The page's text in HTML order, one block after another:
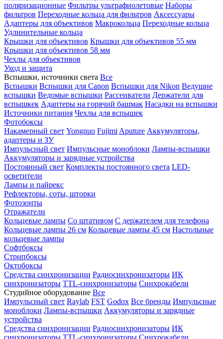
поляризационные Фильтры ультрафиолетовые Наборы
фильтров Переходные кольца для фильтров Аксессуары
Адаптеры для объективов Макрокольца Переходные кольца
Удлинительные кольца
Крышки для объективов Крышки для объективов 55 мм
Крышки для объективов 58 мм
Чехлы для объективов
Уход и защита
Вспышки, источники света Все
Вспышки Вспышки для Canon Вспышки для Nikon Ведущие
вспышки Ведомые вспышки Рассеиватели Держатели для
вспышкек Адаптеры на горячий башмак Насадки на вспышки
Источники питания Чехлы для вспышек
Фотобоксы
Накамерный свет Yongnuo Fujimi Aputure Аккумуляторы,
адаптеры и ЗУ
Импульсный свет Импульсные моноблоки Лампы-вспышки
Аккумуляторы и зарядные устройства
Постоянный свет Комплекты постоянного света LED-
осветители
Лампы и пайрекс
Рефлекторы, соты, шторки
Фотозонты
Отражатели
Кольцевые лампы Со штативом С держателем для телефона
Кольцевые лампы 26 см Кольцевые лампы 45 см Настольные
кольцевые лампы
Софтбоксы
Стрипбоксы
Октобоксы
Средства синхронизации Радиосинхронизаторы ИК
синхронизаторы TTL-синхронизаторы Синхрокабели
Студийное оборудование Все
Импульсный свет Raylab FST Godox Все бренды Импульсные
моноблоки Лампы-вспышки Аккумуляторы и зарядные
устройства
Средства синхронизации Радиосинхронизаторы ИК
синхронизаторы TTL-синхронизаторы Синхрокабели